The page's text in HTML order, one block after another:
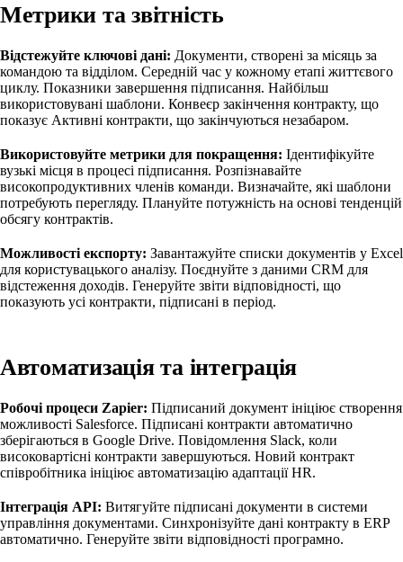
Метрики та звітність
Відстежуйте ключові дані: Документи, створені за місяць за
командою та відділом. Середній час у кожному етапі життєвого
циклу. Показники завершення підписання. Найбільш
використовувані шаблони. Конвеєр закінчення контракту, що
показує Активні контракти, що закінчуються незабаром.
Використовуйте метрики для покращення: Ідентифікуйте
вузькі місця в процесі підписання. Розпізнавайте
високопродуктивних членів команди. Визначайте, які шаблони
потребують перегляду. Плануйте потужність на основі тенденцій
обсягу контрактів.
Можливості експорту: Завантажуйте списки документів у Excel
для користувацького аналізу. Поєднуйте з даними CRM для
відстеження доходів. Генеруйте звіти відповідності, що
показують усі контракти, підписані в період.
Автоматизація та інтеграція
Робочі процеси Zapier: Підписаний документ ініціює створення
можливості Salesforce. Підписані контракти автоматично
зберігаються в Google Drive. Повідомлення Slack, коли
високовартісні контракти завершуються. Новий контракт
співробітника ініціює автоматизацію адаптації HR.
Інтеграція API: Витягуйте підписані документи в системи
управління документами. Синхронізуйте дані контракту в ERP
автоматично. Генеруйте звіти відповідності програмно.